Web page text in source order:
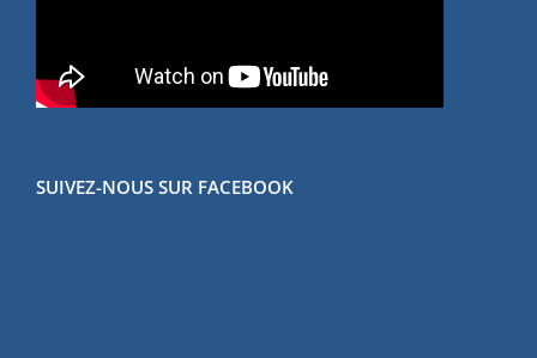
SUIVEZ-NOUS SUR FACEBOOK